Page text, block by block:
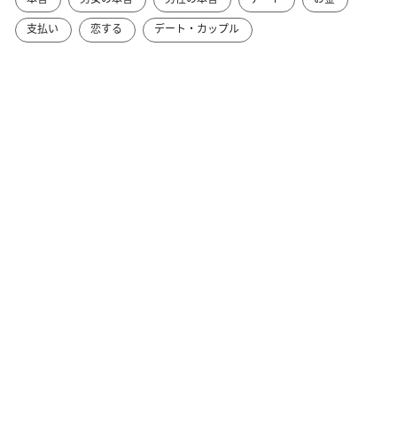
支払い
恋する デート・カップル